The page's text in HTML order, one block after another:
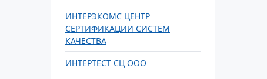
ИНТЕРЭКОМС ЦЕНТР
СЕРТИФИКАЦИИ СИСТЕМ
КАЧЕСТВА
ИНТЕРТЕСТ СЦ ООО